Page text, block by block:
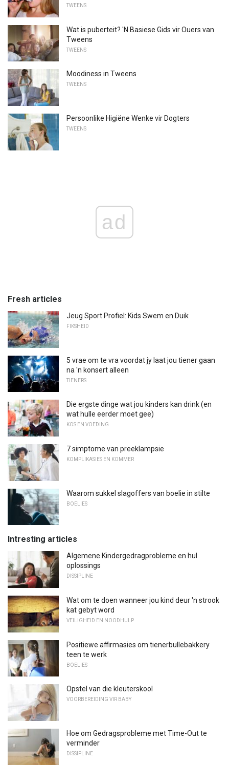
TWEENS
Wat is puberteit? 'N Basiese Gids vir Ouers van
Tweens
TWEENS
Moodiness in Tweens
TWEENS
Persoonlike Higiëne Wenke vir Dogters
TWEENS
ad
Fresh articles
Jeug Sport Profiel: Kids Swem en Duik
FIKSHEID
5 vrae om te vra voordat jy laat jou tiener gaan
na 'n konsert alleen
TIENERS
Die ergste dinge wat jou kinders kan drink (en
wat hulle eerder moet gee)
KOS EN VOEDING
7 simptome van preeklampsie
KOMPLIKASIES EN KOMMER
Waarom sukkel slagoffers van boelie in stilte
BOELIES
Intresting articles
Algemene Kindergedragprobleme en hul
oplossings
DISSIPLINE
Wat om te doen wanneer jou kind deur 'n strook
kat gebyt word
VEILIGHEID EN NOODHULP
Positiewe affirmasies om tienerbullebakkery
teen te werk
BOELIES
Opstel van die kleuterskool
VOORBEREIDING VIR BABY
Hoe om Gedragsprobleme met Time-Out te
verminder
DISSIPLINE